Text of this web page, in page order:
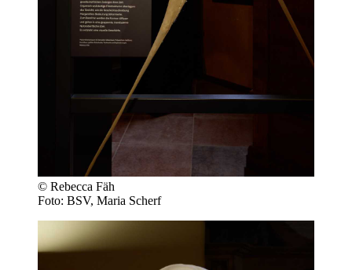
© Rebecca Fäh
Foto: BSV, Maria Scherf